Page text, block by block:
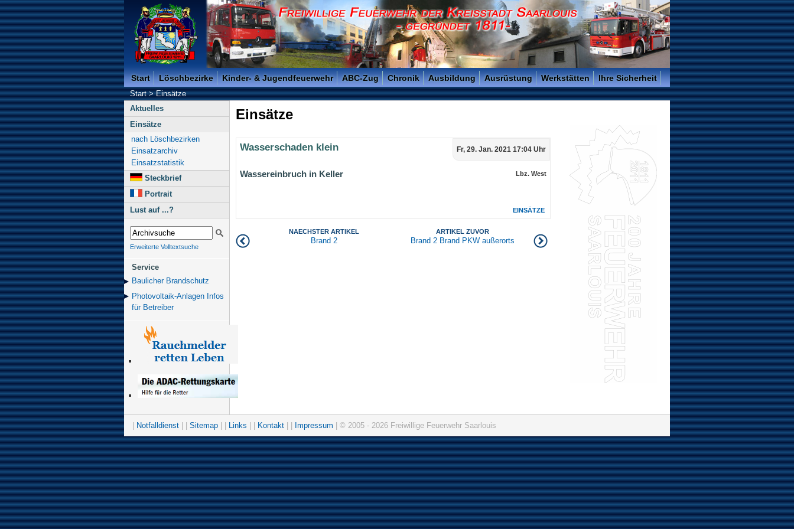
Freiwillige Feuerwehr der Kreisstadt Saarlouis - Gegründet 1811 -
Start Löschbezirke Kinder- & Jugendfeuerwehr ABC-Zug Chronik Ausbildung Ausrüstung Werkstätten Ihre Sicherheit
Start>Einsätze
Aktuelles
Einsätze
nach Löschbezirken
Einsatzarchiv
Einsatzstatistik
Steckbrief
Portrait
Lust auf ...?
Erweiterte Volltextsuche
Service
Baulicher Brand­schutz
Photovoltaik-Anlagen Infos
für Betreiber
Einsätze
Fr, 29. Jan. 2021 17:04 Uhr
Wasserschaden klein
Lbz. West
Wassereinbruch in Keller
EINSÄTZE
ARTIKEL ZUVOR
Brand 2 Brand PKW außerorts
NAECHSTER ARTIKEL
Brand 2
Notfalldienst Sitemap Links Kontakt Impressum | © 2005 - 2026 Freiwillige Feuerwehr Saarlouis